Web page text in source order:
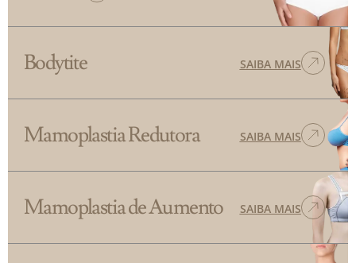
Bodytite SAIBA MAIS
Mamoplastia Redutora SAIBA MAIS
Mamoplastia de Aumento SAIBA MAIS